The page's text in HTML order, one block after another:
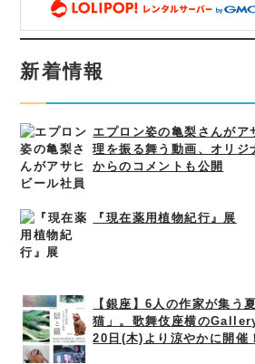
新着情報
エプロン姿の亀梨さんがア
理を振る舞う動画、オリジ
からのコメントも公開
『現在薬用植物紀行』展
【銀座】6人の作家が集う
猫」。歌舞伎座横の
20日(木)より涼やかに開催！